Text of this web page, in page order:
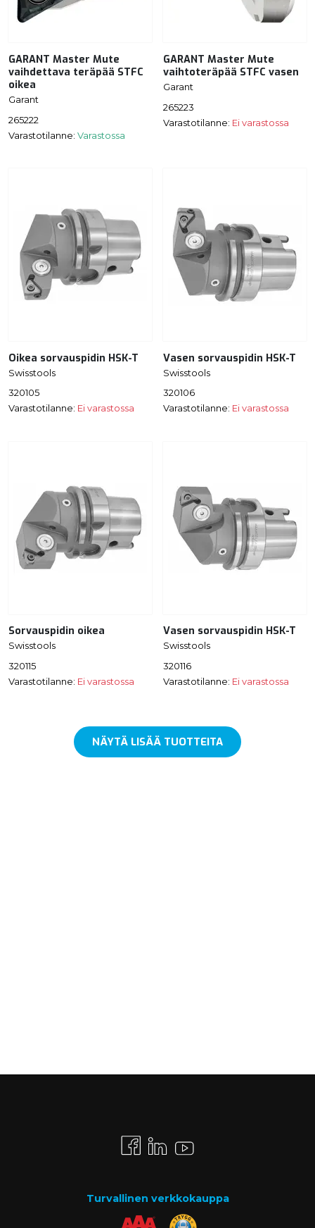
GARANT Master Mute
vaihdettava teräpää STFC
oikea
Garant
265222
Varastotilanne: Varastossa
GARANT Master Mute
vaihtoteräpää STFC vasen
Garant
265223
Varastotilanne: Ei varastossa
Oikea sorvauspidin HSK-T
Swisstools
320105
Varastotilanne: Ei varastossa
Vasen sorvauspidin HSK-T
Swisstools
320106
Varastotilanne: Ei varastossa
Sorvauspidin oikea
Swisstools
320115
Varastotilanne: Ei varastossa
Vasen sorvauspidin HSK-T
Swisstools
320116
Varastotilanne: Ei varastossa
NÄYTÄ LISÄÄ TUOTTEITA
Turvallinen verkkokauppa